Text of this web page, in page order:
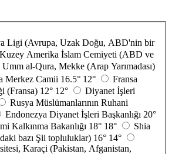
Ligi (Avrupa, Uzak Doğu, ABD'nin bir
Kuzey Amerika İslam Cemiyeti (ABD ve
Umm al-Qura, Mekke (Arap Yarımadası)
Merkez Camii 16.5° 12°
Fransa
(Fransa) 12° 12°
Diyanet İşleri
Rusya Müslümanlarının Ruhani
Endonezya Diyanet İşleri Başkanlığı 20°
Kalkınma Bakanlığı 18° 18°
Shia
bazı Şii topluluklar) 16° 14°
Karaçi (Pakistan, Afganistan,